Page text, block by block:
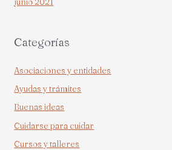
Categorías
Asociaciones y entidades
Ayudas y trámites
Buenas ideas
Cuidarse para cuidar
Cursos y talleres